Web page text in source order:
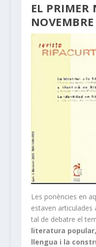
EL PRIMER
Les ponències en
estaven articulades
tal de debatre el
literatura
llengua i la